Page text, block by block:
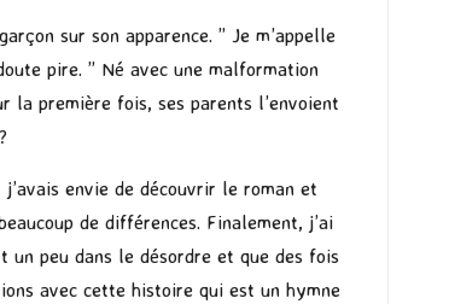
sur son apparence. ” Je m’appelle
pire. ” Né avec une malformation
la première fois, ses parents l’envoient
envie de découvrir le roman et
de différences. Finalement, j’ai
peu dans le désordre et que des fois
avec cette histoire qui est un hymne